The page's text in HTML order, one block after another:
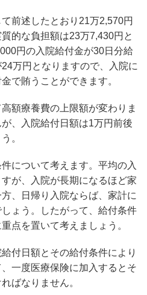
前述したとおり21万2,570円
的な負担額は23万7,430円と
円の入院給付金が30日分給
万円となりますので、入院に
で賄うことができます。
額療養費の上限額が変わりま
、入院給付日額は1万円前後
。
について考えます。平均の入
が、入院が長期になるほど家
、日帰り入院ならば、家計に
ょう。したがって、給付条件
点を置いて考えましょう。
付日額とその給付条件により
一度医療保険に加入するとそ
ばなりません。